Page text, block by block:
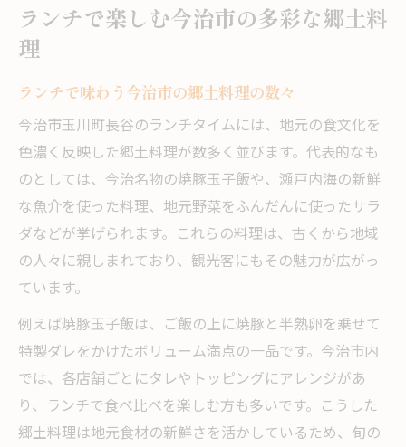
ランチで楽しむ今治市の多彩な郷土料
理
ランチで味わう今治市の郷土料理の数々
今治市玉川町長谷のランチタイムには、地元の食文化を
色濃く反映した郷土料理が数多く並びます。代表的なも
のとしては、今治名物の焼豚玉子飯や、瀬戸内海の新鮮
な魚介を使った料理、地元野菜をふんだんに使ったサラ
ダなどが挙げられます。これらの料理は、古くから地域
の人々に親しまれており、観光客にもその魅力が広がっ
ています。
例えば焼豚玉子飯は、ご飯の上に焼豚と半熟卵を乗せて
特製ダレをかけたボリューム満点の一品です。今治市内
では、各店舗ごとにタレやトッピングにアレンジがあ
り、ランチで食べ比べを楽しむ方も多いです。こうした
郷土料理は地元食材の新鮮さを活かしているため、旬の